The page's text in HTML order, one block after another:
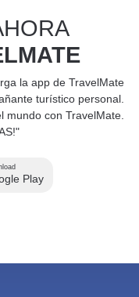
la app de TravelMate
turístico personal.
mundo con TravelMate.
Play